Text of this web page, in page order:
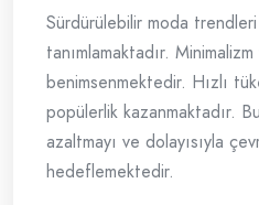
Sürdürülebilir moda
tanımlamaktadır.
benimsenmektedir. Hızlı
popülerlik kazanmaktadır.
azaltmayı ve dolayısıyla
hedeflemektedir.